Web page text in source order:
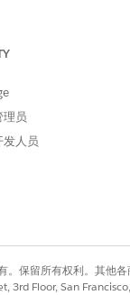
for Service
理员
发人员
保留所有权利。其他各
3rd Floor, San